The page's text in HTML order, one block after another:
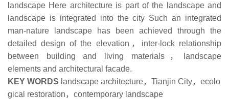
landscape Here architecture is part of the landscape and
landscape is integrated into the city Such an integrated
man-nature landscape has been achieved through the
detailed design of the elevation，inter-lock relationship
between building and living materials，landscape
elements and architectural facade.
KEY WORDS landscape architecture，Tianjin City，ecolo
gical restoration，contemporary landscape